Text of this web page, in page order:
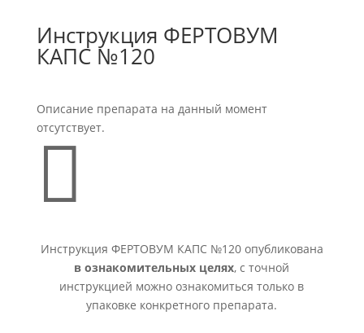
Инструкция ФЕРТОВУМ
КАПС №120
Описание препарата на данный момент
отсутствует.

Инструкция ФЕРТОВУМ КАПС №120 опубликована
в ознакомительных целях, с точной
инструкцией можно ознакомиться только в
упаковке конкретного препарата.